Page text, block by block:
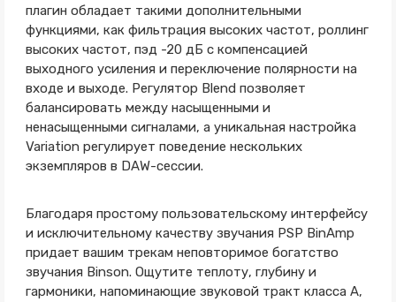
плагин обладает такими дополнительными
функциями, как фильтрация высоких частот, роллинг
высоких частот, пэд -20 дБ с компенсацией
выходного усиления и переключение полярности на
входе и выходе. Регулятор Blend позволяет
балансировать между насыщенными и
ненасыщенными сигналами, а уникальная настройка
Variation регулирует поведение нескольких
экземпляров в DAW-сессии.
Благодаря простому пользовательскому интерфейсу
и исключительному качеству звучания PSP BinAmp
придает вашим трекам неповторимое богатство
звучания Binson. Ощутите теплоту, глубину и
гармоники, напоминающие звуковой тракт класса А,